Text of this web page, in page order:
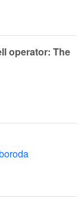
operator: The